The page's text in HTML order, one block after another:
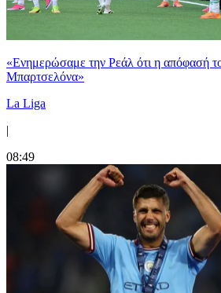
«Ενημερώσαμε την Ρεάλ ότι η απόφασή
Μπαρτσελόνα»
La Liga
|
08:49